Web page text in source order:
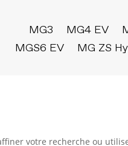
MG3 MG4 EV
MGS6 EV
MG ZS
votre recherche ou